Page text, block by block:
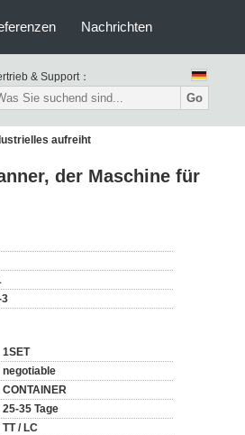
Nachrichten
& Support：
Go
aufreiht
der Maschine für
3
1SET
negotiable
CONTAINER
25-35 Tage
TT / LC